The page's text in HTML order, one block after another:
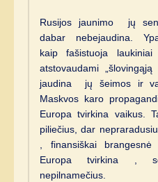
Rusijos jaunimo jų
dabar nebejaudina.
kaip fašistuoja
atstovaudami
jaudina jų šeimos ir
Maskvos karo
Europa tvirkina vaikus.
piliečius, dar
, finansiškai
Europa tvirkina ,
nepilnamečius.